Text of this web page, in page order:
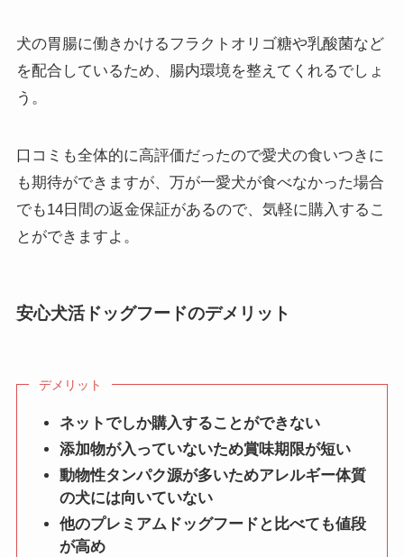
犬の胃腸に働きかけるフラクトオリゴ糖や乳酸菌など
を配合しているため、腸内環境を整えてくれるでしょ
う。
口コミも全体的に高評価だったので愛犬の食いつきに
も期待ができますが、万が一愛犬が食べなかった場合
でも14日間の返金保証があるので、気軽に購入するこ
とができますよ。
安心犬活ドッグフードのデメリット
デメリット
ネットでしか購入することができない
添加物が入っていないため賞味期限が短い
動物性タンパク源が多いためアレルギー体質
の犬には向いていない
他のプレミアムドッグフードと比べても値段
が高め